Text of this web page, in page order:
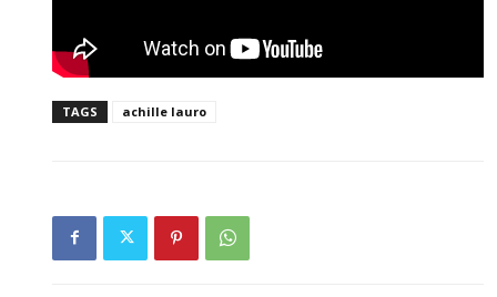
TAGS achille lauro